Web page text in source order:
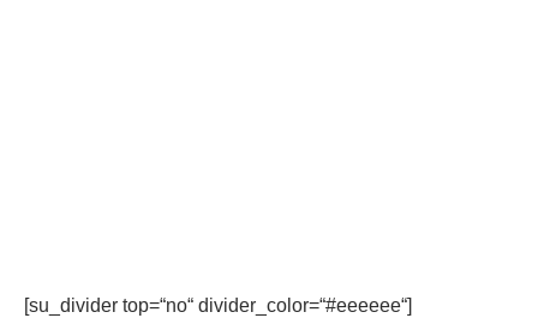
[su_divider top=“no“ divider_color=“#eeeeee“]